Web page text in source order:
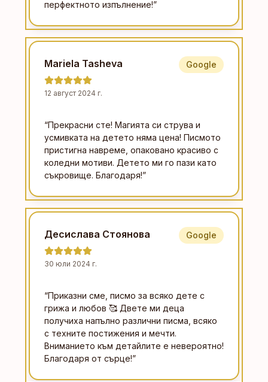
перфектното изпълнение!”
Mariela Tasheva
12 август 2024 г.
Google
“Прекрасни сте! Магията си струва и
усмивката на детето няма цена! Писмото
пристигна навреме, опаковано красиво с
коледни мотиви. Детето ми го пази като
съкровище. Благодаря!”
Десислава Стоянова
30 юли 2024 г.
Google
“Приказни сме, писмо за всяко дете с
грижа и любов 🥰 Двете ми деца
получиха напълно различни писма, всяко
с техните постижения и мечти.
Вниманието към детайлите е невероятно!
Благодаря от сърце!”